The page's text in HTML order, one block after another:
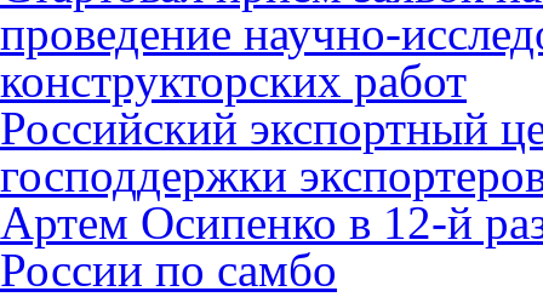
проведение научно-
конструкторских работ
Российский экспортный
господдержки
Артем Осипенко в 12-й
России по самбо